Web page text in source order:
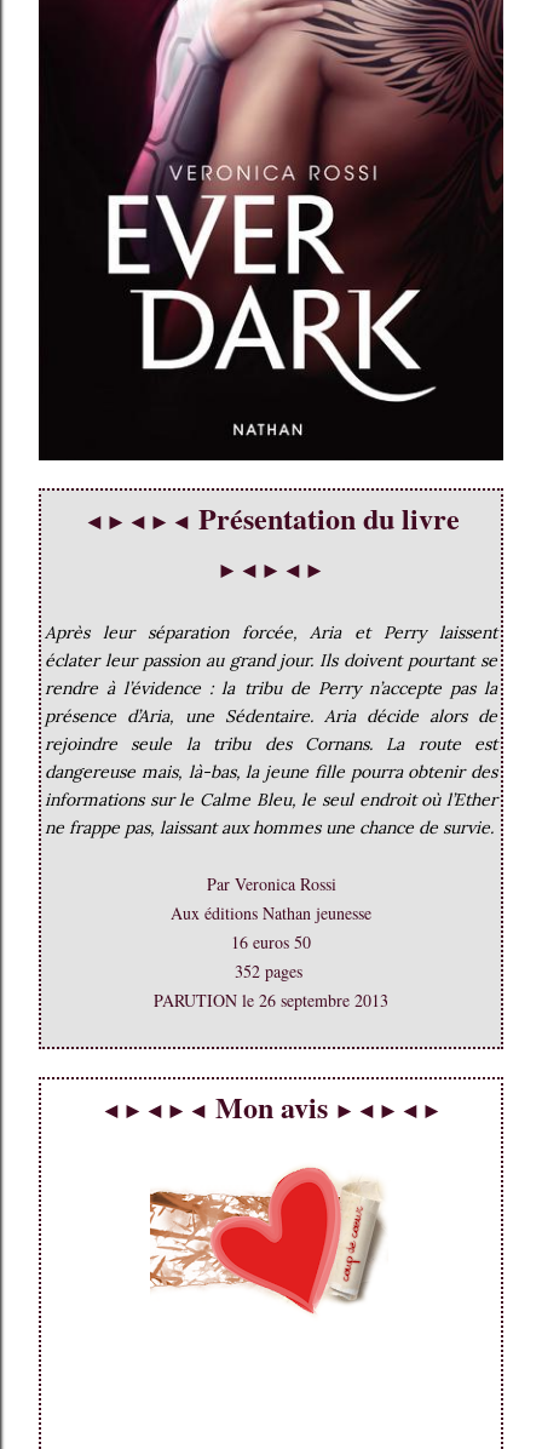
◄►◄►◄ Présentation du livre
►◄►◄►
Après leur séparation forcée, Aria et Perry laissent
éclater leur passion au grand jour. Ils doivent pourtant se
rendre à l’évidence : la tribu de Perry n’accepte pas la
présence d’Aria, une Sédentaire. Aria décide alors de
rejoindre seule la tribu des Cornans. La route est
dangereuse mais, là-bas, la jeune fille pourra obtenir des
informations sur le Calme Bleu, le seul endroit où l’Ether
ne frappe pas, laissant aux hommes une chance de survie.
Par Veronica Rossi
Aux éditions Nathan jeunesse
16 euros 50
352 pages
PARUTION le 26 septembre 2013
◄►◄►◄ Mon avis►◄►◄►